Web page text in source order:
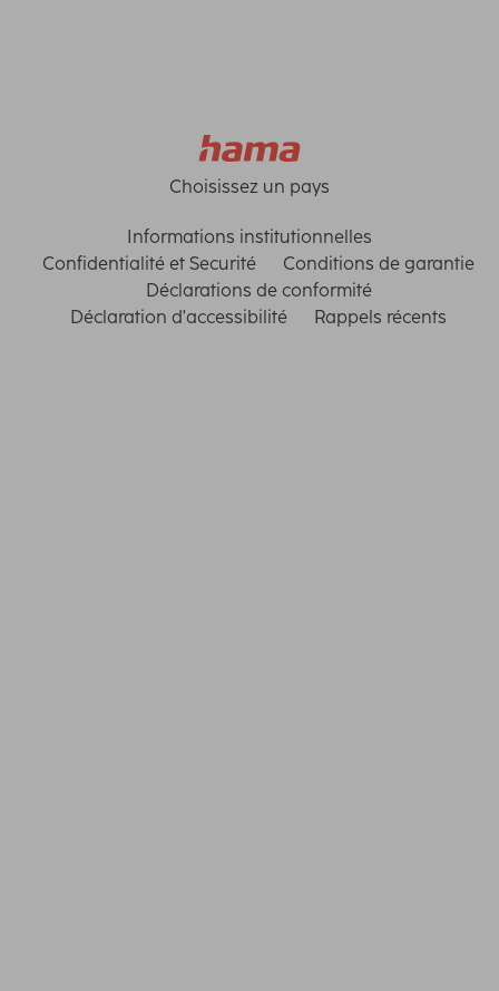
Choisissez un pays
Informations institutionnelles
Confidentialité et Securité
Conditions de garantie
Déclarations de conformité
Déclaration d'accessibilité
Rappels récents